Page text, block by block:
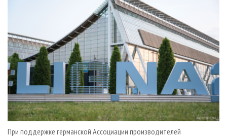
При поддержке германской Ассоциации производителей